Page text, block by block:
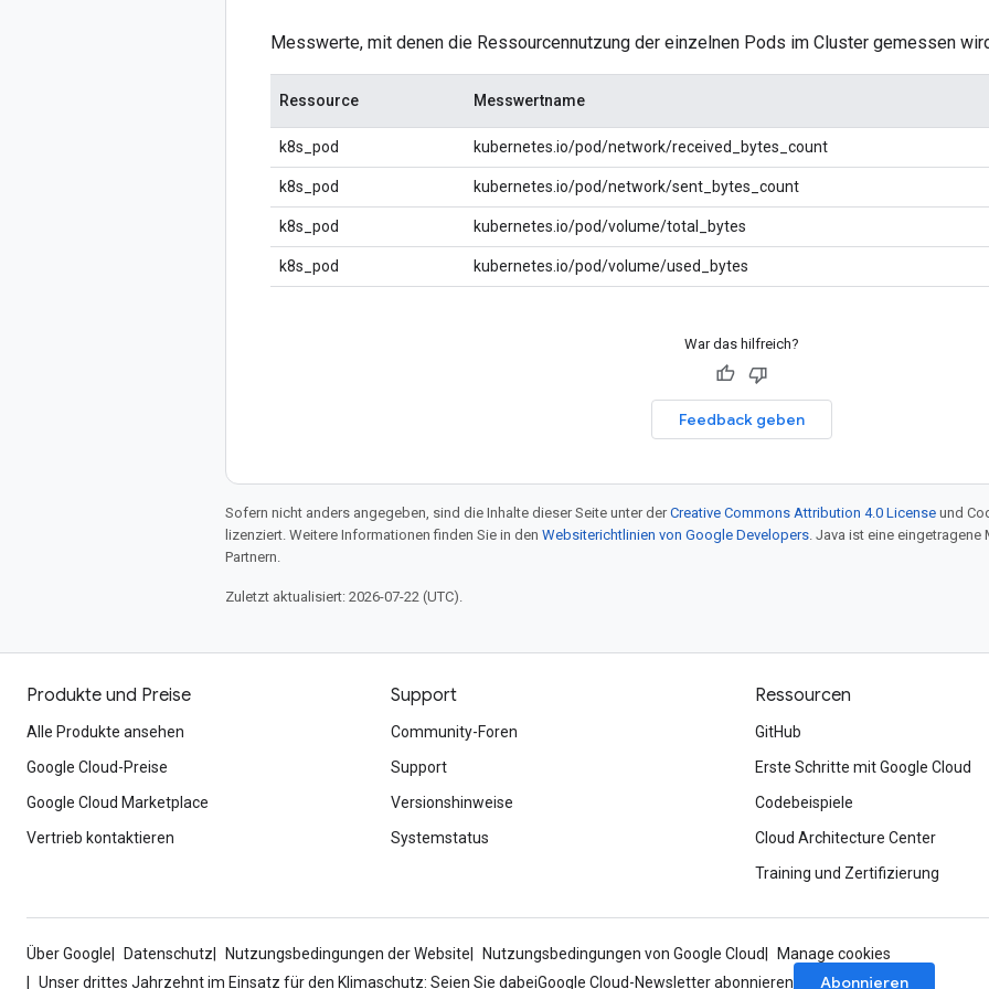
Messwerte, mit denen die Ressourcennutzung der einzelnen Pods im Cluster gemessen
Ressource Messwertname
k8s_pod kubernetes.io/pod/network/received_bytes_count
k8s_pod kubernetes.io/pod/network/sent_bytes_count
k8s_pod kubernetes.io/pod/volume/total_bytes
k8s_pod kubernetes.io/pod/volume/used_bytes
War das hilfreich?
Feedback geben
Sofern nicht anders angegeben, sind die Inhalte dieser Seite unter derCreative Commons Attribution 4.0 License und
lizenziert. Weitere Informationen finden Sie in den Websiterichtlinien von Google Developers. Java ist eine
Partnern.
Zuletzt aktualisiert: 2026-07-22 (UTC).
Produkte und Preise
Alle Produkte ansehen
Google Cloud-Preise
Google Cloud Marketplace
Vertrieb kontaktieren
Support
Community-Foren
Support
Versionshinweise
Systemstatus
Ressourcen
GitHub
Erste Schritte mit Google Cloud
Codebeispiele
Cloud Architecture Center
Training und Zertifizierung
Über Google Datenschutz Nutzungsbedingungen der Website Nutzungsbedingungen von Google Cloud
Manage cookies
Unser drittes Jahrzehnt im Einsatz für den Klimaschutz: Seien Sie dabeiGoogle Cloud-Newsletter abonnieren Abonnieren